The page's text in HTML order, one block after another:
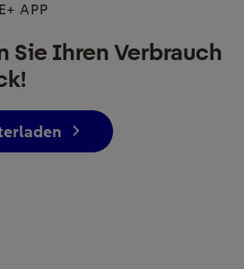
APP
Sie Ihren Verbrauch